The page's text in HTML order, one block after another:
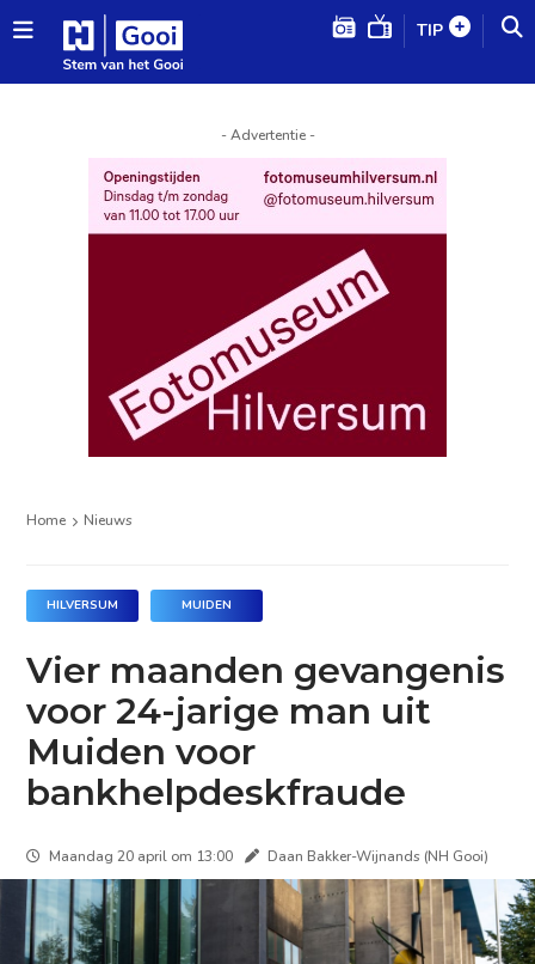
TIP
- Advertentie -
Home Nieuws
HILVERSUM MUIDEN
Vier maanden gevangenis
voor 24-jarige man uit
Muiden voor
bankhelpdeskfraude
Maandag 20 april om 13:00 Daan Bakker-Wijnands (NH Gooi)